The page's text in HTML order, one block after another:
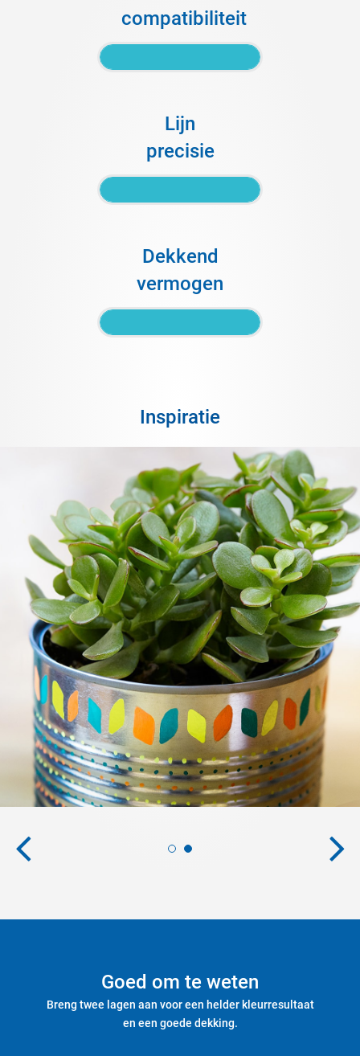
compatibiliteit
Lijn
precisie
Dekkend
vermogen
Inspiratie
Goed om te weten
Breng twee lagen aan voor een helder kleurresultaat
en een goede dekking.